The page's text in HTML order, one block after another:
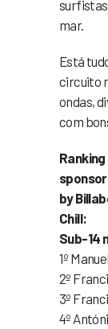
mar.
Está
circuito
ondas,
com
by
Chill:
Sub-14
1º
2º
3º
4º